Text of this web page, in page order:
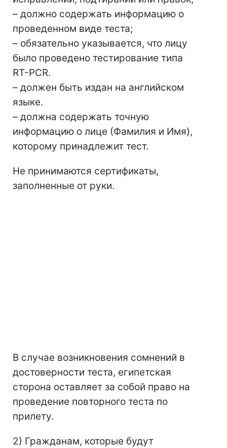
– должно содержать информацию о
проведенном виде теста;
– обязательно указывается, что лицу
было проведено тестирование типа
RT-PCR.
– должен быть издан на английском
языке.
– должна содержать точную
информацию о лице (Фамилия и Имя),
которому принадлежит тест.
Не принимаются сертификаты,
заполненные от руки.
В случае возникновения сомнений в
достоверности теста, египетская
сторона оставляет за собой право на
проведение повторного теста по
прилету.
2) Гражданам, которые будут